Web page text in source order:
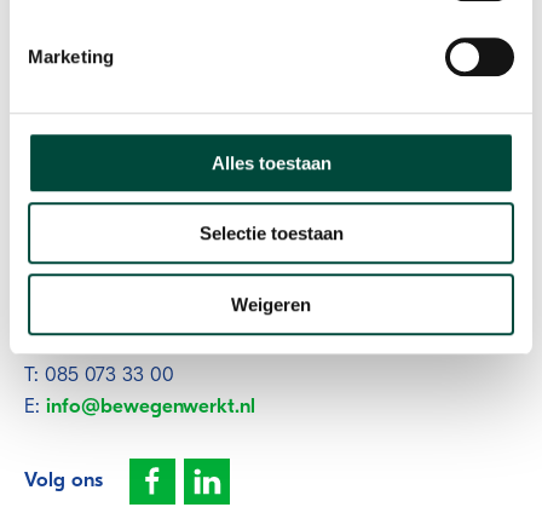
Marketing
Alles toestaan
Selectie toestaan
Weigeren
Participatie als resultaat
T: 085 073 33 00
E: info@bewegenwerkt.nl
Volg ons